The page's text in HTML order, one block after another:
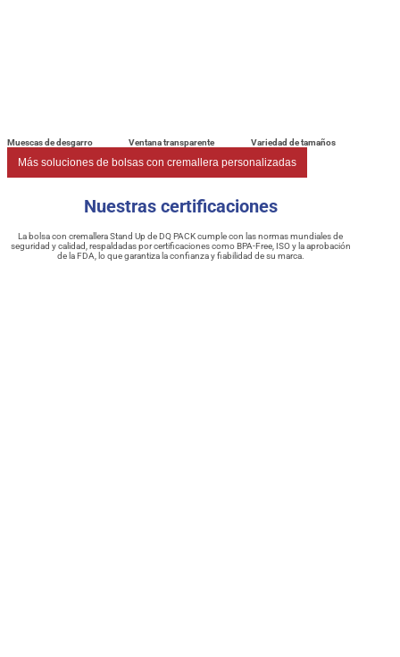
Muescas de desgarro Ventana transparente Variedad de tamaños
Más soluciones de bolsas con cremallera personalizadas
Nuestras certificaciones
La bolsa con cremallera Stand Up de DQ PACK cumple con las normas mundiales de
seguridad y calidad, respaldadas por certificaciones como BPA-Free, ISO y la aprobación
de la FDA, lo que garantiza la confianza y fiabilidad de su marca.